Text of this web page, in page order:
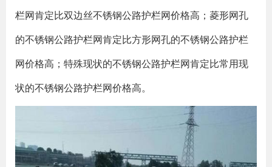
栏网肯定比双边丝不锈钢公路护栏网价格高；菱形网孔
的不锈钢公路护栏网肯定比方形网孔的不锈钢公路护栏
网价格高；特殊现状的不锈钢公路护栏网肯定比常用现
状的不锈钢公路护栏网价格高。